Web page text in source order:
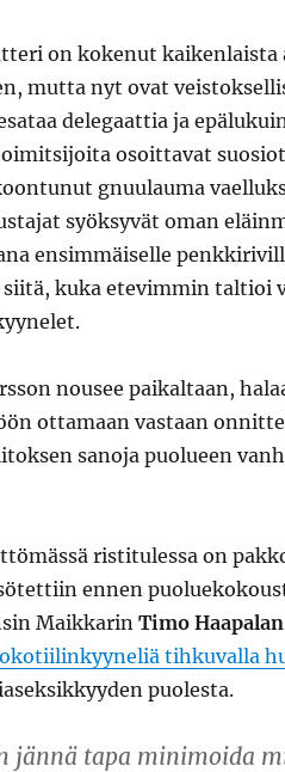
on kokenut kaikenlaista
mutta nyt ovat
delegaattia ja
osoittavat
gnuulauma
syöksyvät oman
ensimmäiselle
kuka etevimmin taltioi
nousee paikaltaan,
ottamaan vastaan
sanoja puolueen
ristitulessa on
ennen
Maikkarin Timo Haapalan
tihkuvalla
puolesta.
jännä tapa minimoida